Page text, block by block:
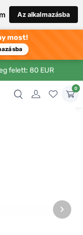
Az alkalmazásba
most!
felett: 80 EUR
0
›